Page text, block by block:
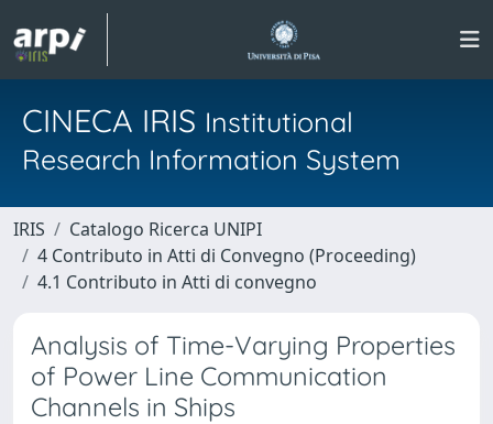
CINECA IRIS Institutional
Research Information System
IRIS
Catalogo Ricerca UNIPI
4 Contributo in Atti di Convegno (Proceeding)
4.1 Contributo in Atti di convegno
Analysis of Time-Varying Properties
of Power Line Communication
Channels in Ships